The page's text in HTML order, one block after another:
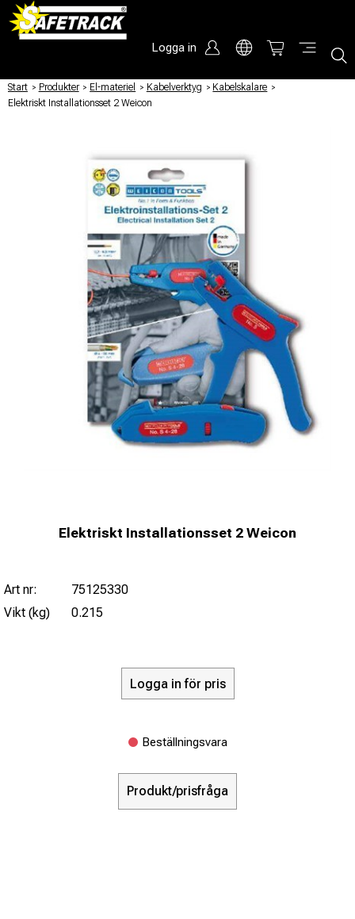
Logga in
Start / Produkter / El-materiel / Kabelverktyg / Kabelskalare /
Elektriskt Installationsset 2 Weicon
Elektriskt Installationsset 2 Weicon
Art nr:
75125330
Vikt (kg)
0.215
Logga in för pris
Beställningsvara
Produkt/prisfråga